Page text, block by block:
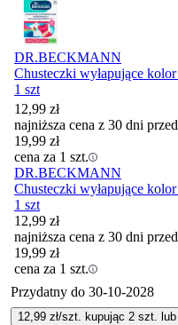
DR.BECKMANN
Chusteczki wyłapujące
1 szt
12,99 zł
najniższa cena z 30 dni
19,99 zł
cena za 1 szt.
DR.BECKMANN
Chusteczki wyłapujące
1 szt
12,99 zł
najniższa cena z 30 dni
19,99 zł
cena za 1 szt.
Przydatny do 30-10-2028
12,99 zł/szt. kupując 2 szt.